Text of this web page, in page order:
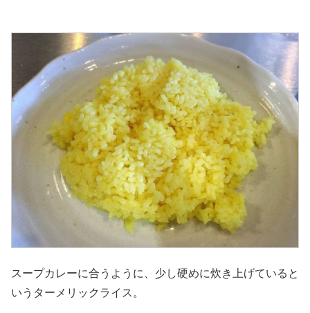
スープカレーに合うように、少し硬めに炊き上げていると
いうターメリックライス。